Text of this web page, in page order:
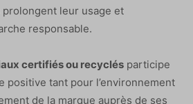
leur usage et
responsable.
certifiés ou recyclés participe
positive tant pour l’environnement
de la marque auprès de ses